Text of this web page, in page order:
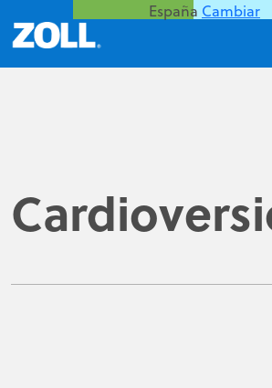
España Cambiar